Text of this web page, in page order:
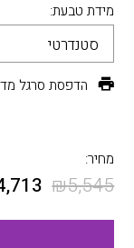
מידת טבעת:
סטנדרטי
הדפסת סרגל
מחיר:
₪5,545